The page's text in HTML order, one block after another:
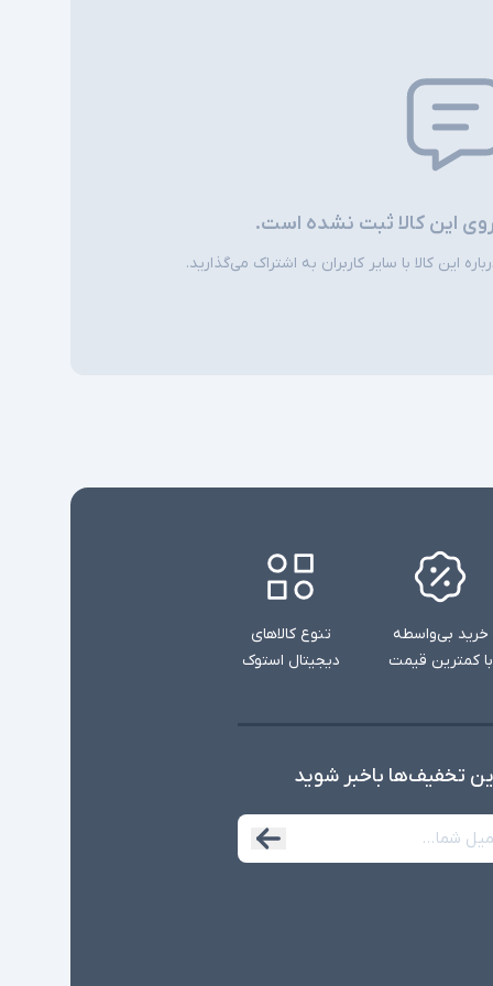
این کالا ثبت نشده است.
این کالا با سایر کاربران به اشتراک می‌گذارید.
خرید بی‌واسطه
با کمترین قیمت
تنوع کالاهای
دیجیتال استوک
تخفیف‌ها با‌خبر شوید